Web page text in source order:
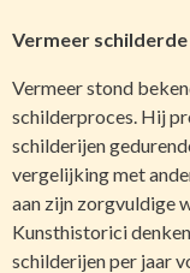
Vermeer
Vermeer stond
schilderproces. Hij
schilderijen
vergelijking met
aan zijn zorgvuldige
Kunsthistorici
schilderijen per jaar